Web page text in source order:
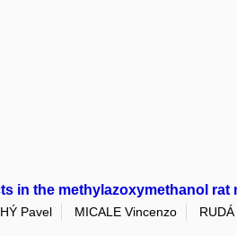
in the methylazoxymethanol rat
Pavel MICALE Vincenzo